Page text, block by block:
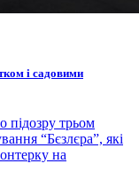
і садовими
підозру трьом
“Бєзлєра”, які
на